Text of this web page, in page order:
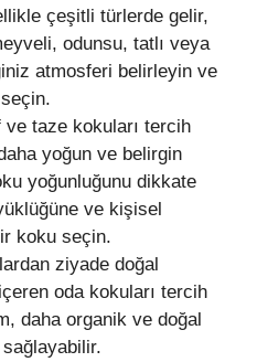
çeşitli türlerde gelir,
odunsu, tatlı veya
atmosferi belirleyin ve
ve taze kokuları tercih
yoğun ve belirgin
yoğunluğunu dikkate
ve kişisel
koku seçin.
ziyade doğal
oda kokuları tercih
daha organik ve doğal